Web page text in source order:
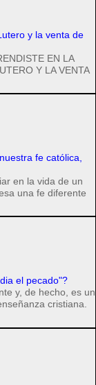
y la venta de
EN LA
Y LA VENTA
fe católica,
en la vida de un
una fe diferente
el pecado"?
y, de hecho, es un
cristiana.